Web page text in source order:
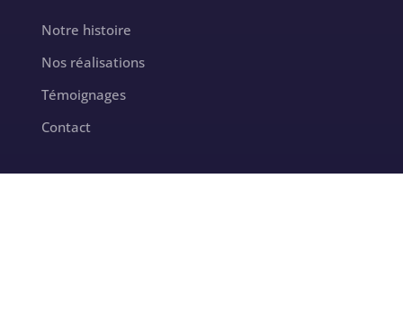
Notre histoire
Nos réalisations
Témoignages
Contact